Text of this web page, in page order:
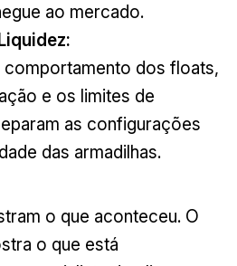
ao mercado.
dos floats,
e os limites de
as configurações
das armadilhas.
o que aconteceu. O
o que está